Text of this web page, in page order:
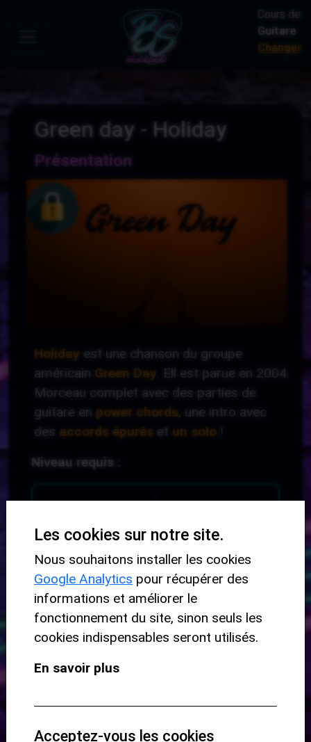
Cours de:
Guitare
Changer
Green day - Holiday
Présentation
Holiday est une chanson du groupe
américain Green Day . Ell est parue en 2004.
Morceau complet avec des parties de
guitare en power chords, une intro avec
des accords épurés et un solo
Niveau requis :
Niveau de départ :
Intermédiaire
Accords
Les cookies sur notre site.
Nous souhaitons installer les cookies
Google Analytics pour récupérer des
informations et améliorer le
fonctionnement du site, sinon seuls les
cookies indispensables seront utilisés.
En savoir plus
Acceptez-vous les cookies